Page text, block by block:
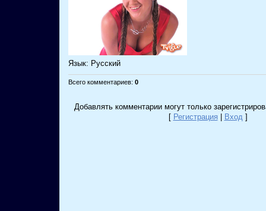
Язык: Русский
Всего комментариев: 0
Добавлять комментарии могут только
[ Регистрация | Вход ]